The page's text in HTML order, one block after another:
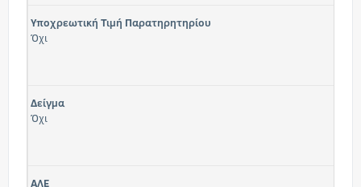
Υποχρεωτική Τιμή Παρατηρητηρίου
Όχι
Δείγμα
Όχι
ΑΛΕ